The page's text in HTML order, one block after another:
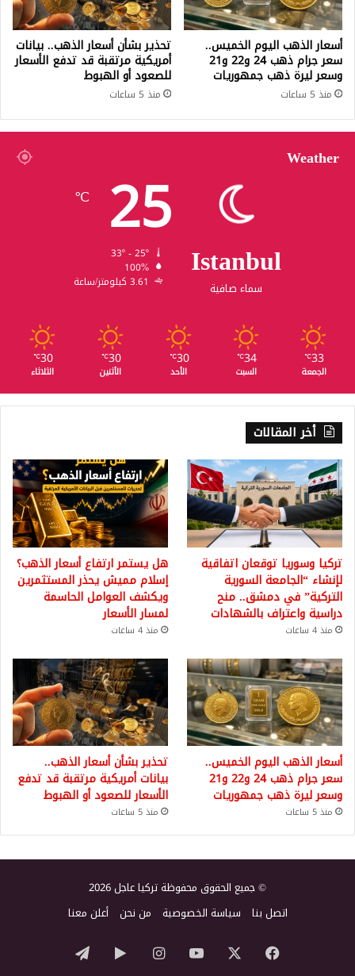
أسعار الذهب اليوم الخميس..
سعر جرام ذهب 24 و22 و21
وسعر ليرة ذهب جمهوريات
منذ 5 ساعات
تحذير بشأن أسعار الذهب.. بيانات
أمريكية مرتقبة قد تدفع الأسعار
للصعود أو الهبوط
منذ 5 ساعات
Weather
Istanbul
سماء صافية
25
℃
100%
3.61 كيلومتر/ساعة
33
℃
الجمعة
34
℃
السبت
30
℃
الأحد
30
℃
الأثنين
30
℃
الثلاثاء
أخر المقالات
تركيا وسوريا توقعان اتفاقية
لإنشاء “الجامعة السورية
التركية” في دمشق.. منح
دراسية واعتراف بالشهادات
منذ 4 ساعات
هل يستمر ارتفاع أسعار الذهب؟
إسلام مميش يحذر المستثمرين
ويكشف العوامل الحاسمة
لمسار الأسعار
منذ 4 ساعات
أسعار الذهب اليوم الخميس..
سعر جرام ذهب 24 و22 و21
وسعر ليرة ذهب جمهوريات
منذ 5 ساعات
تحذير بشأن أسعار الذهب..
بيانات أمريكية مرتقبة قد تدفع
الأسعار للصعود أو الهبوط
منذ 5 ساعات
© جميع الحقوق محفوظة تركيا عاجل 2026
اتصل بنا سياسة الخصوصية من نحن أعلن معنا
فيسبوك ‫YouTubeانستقرام‏Googleتيلقرام